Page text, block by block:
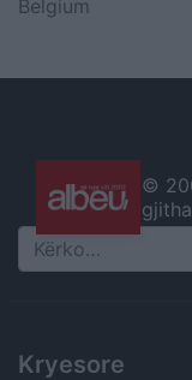
Belgium
©
Search
Kryesore